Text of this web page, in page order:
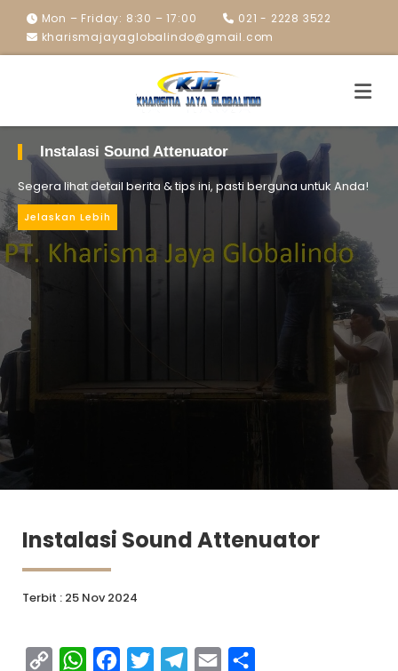
Mon – Friday: 8:30 – 17:00
021 - 2228 3522
kharismajayaglobalindo@gmail.com
Instalasi Sound Attenuator
Segera lihat detail berita & tips ini, pasti berguna untuk Anda!
Jelaskan Lebih
Instalasi Sound Attenuator
Terbit : 25 Nov 2024
Copy
WhatsApp
FacebookTwitterTelegram
Email